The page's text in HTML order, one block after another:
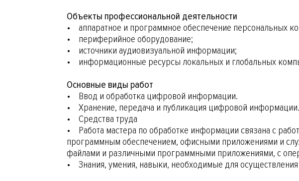
Объекты профессиональной деятельности
• аппаратное и программное обеспечение персональных
• периферийное оборудование;
• источники аудиовизуальной информации;
• информационные ресурсы локальных и глобальных
Основные виды работ
• Ввод и обработка цифровой информации.
• Хранение, передача и публикация цифровой информации.
• Средства труда
• Работа мастера по обработке информации связана с
программным обеспечением, офисными приложениями и
файлами и различными программными приложениями, с
• Знания, умения, навыки, необходимые для